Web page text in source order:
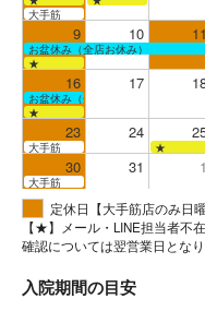
大手筋
9 10 11
お盆休み（全店お休み）
★
16 17
お盆休み（全店お休み）
★
23 24
大手筋 ★
30 31 1
大手筋
定休日【大
【★】メール・LINE担当者不
確認については翌営業日となり
入院期間の目安